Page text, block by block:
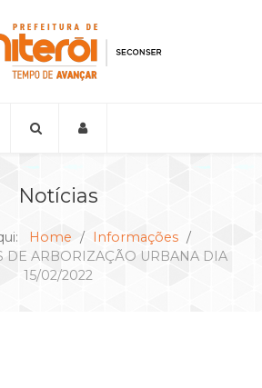
Notícias
Home
Informações
DE ARBORIZAÇÃO URBANA DIA
15/02/2022